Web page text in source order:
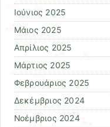
Ιούνιος 2025
Μάιος 2025
Απρίλιος 2025
Μάρτιος 2025
Φεβρουάριος 2025
Δεκέμβριος 2024
Νοέμβριος 2024